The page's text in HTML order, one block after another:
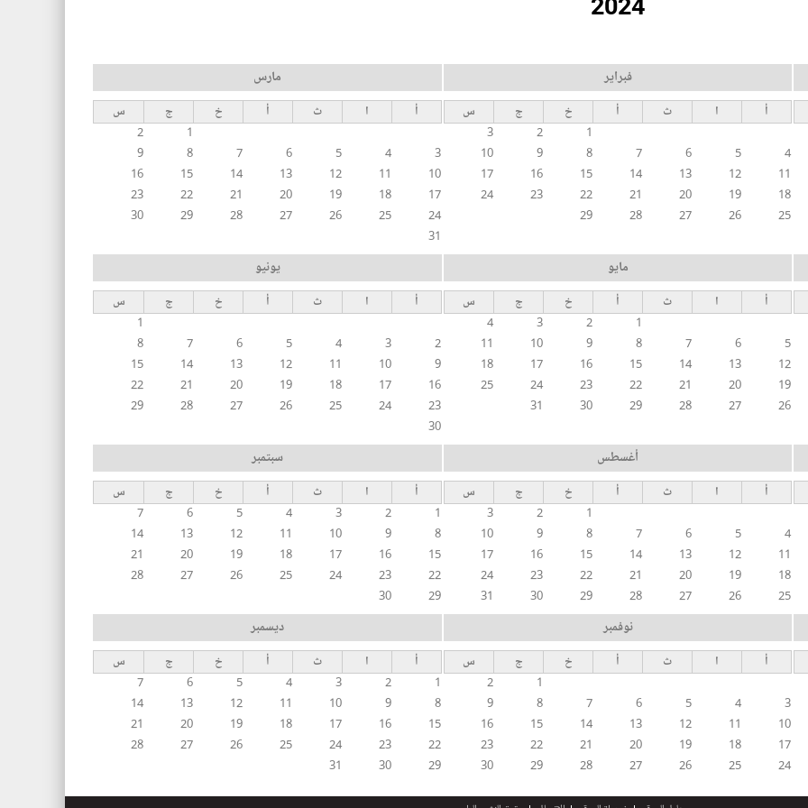
فبراير
أ ا ث أ خ ج
س
1
2
3
4
5
6
7
8
9
10
11
12
13
14
15
16
17
18
19
20
21
22
23
24
25
26
27
28
29
مارس
أ ا ث أ خ ج
س
1
2
3
4
5
6
7
8
9
10
11
12
13
14
15
16
17
18
19
20
21
22
23
24
25
26
27
28
29
30
31
مايو
أ ا ث أ خ ج
س
1
2
3
4
5
6
7
8
9
10
11
12
13
14
15
16
17
18
19
20
21
22
23
24
25
26
27
28
29
30
31
يونيو
أ ا ث أ خ ج
س
1
2
3
4
5
6
7
8
9
10
11
12
13
14
15
16
17
18
19
20
21
22
23
24
25
26
27
28
29
30
أغسطس
أ ا ث أ خ ج
س
1
2
3
4
5
6
7
8
9
10
11
12
13
14
15
16
17
18
19
20
21
22
23
24
25
26
27
28
29
30
31
سبتمبر
أ ا ث أ خ ج
س
1
2
3
4
5
6
7
8
9
10
11
12
13
14
15
16
17
18
19
20
21
22
23
24
25
26
27
28
29
30
نوفمبر
أ ا ث أ خ ج
س
1
2
3
4
5
6
7
8
9
10
11
12
13
14
15
16
17
18
19
20
21
22
23
24
25
26
27
28
29
30
ديسمبر
أ ا ث أ خ ج
س
1
2
3
4
5
6
7
8
9
10
11
12
13
14
15
16
17
18
19
20
21
22
23
24
25
26
27
28
29
30
31